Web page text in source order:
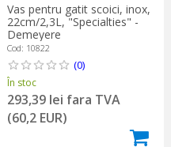
Vas pentru gatit scoici, inox,
22cm/2,3L, "Specialties" -
Demeyere
Cod: 10822
(0)
În stoc
293,39 lei fara TVA
(60,2 EUR)